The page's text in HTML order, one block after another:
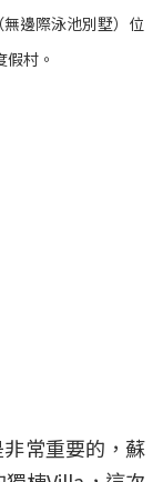
邊際泳池別墅）位
村。
常重要的，蘇